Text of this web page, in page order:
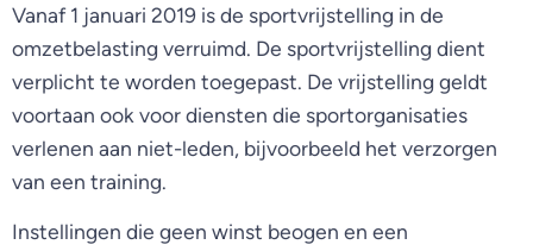
Vanaf 1 januari 2019 is de sportvrijstelling in de
omzetbelasting verruimd. De sportvrijstelling dient
verplicht te worden toegepast. De vrijstelling geldt
voortaan ook voor diensten die sportorganisaties
verlenen aan niet-leden, bijvoorbeeld het verzorgen
van een training.
Instellingen die geen winst beogen en een